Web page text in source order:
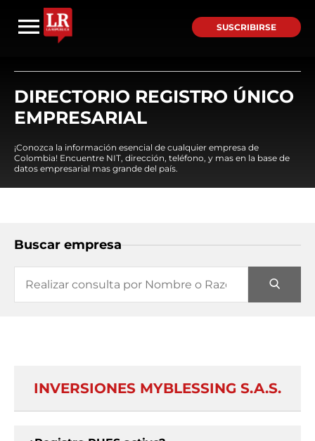
SUSCRIBIRSE
DIRECTORIO REGISTRO ÚNICO
EMPRESARIAL
¡Conozca la información esencial de cualquier empresa de
Colombia! Encuentre NIT, dirección, teléfono, y mas en la base de
datos empresarial mas grande del país.
Buscar empresa
INVERSIONES MYBLESSING S.A.S.